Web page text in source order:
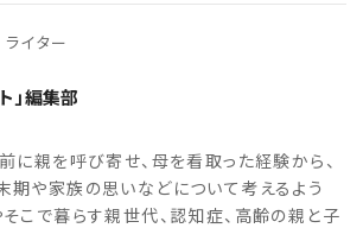
イター
」編集部
に親を呼び寄せ、母を看取った経験から、
期や家族の思いなどについて考えるよう
そこで暮らす親世代、認知症、高齢の親と子